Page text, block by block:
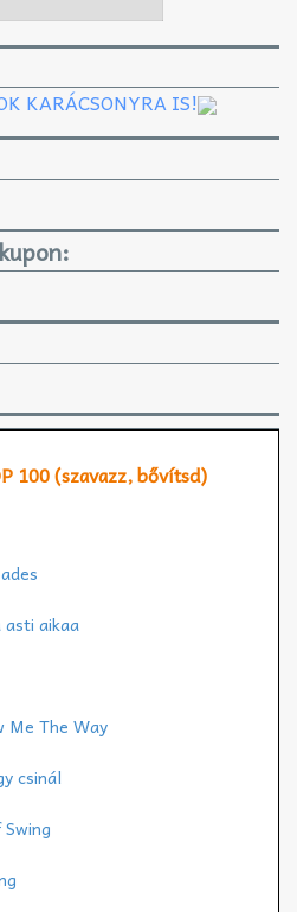
KARÁCSONYRA IS!
100 (szavazz, bővítsd)
asti aikaa
Me The Way
csinál